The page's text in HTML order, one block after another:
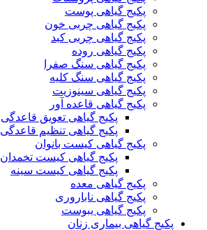
پکیج گیاهی پوست
پکیج گیاهی چربی خون
پکیج گیاهی چربی کبد
پکیج گیاهی روده
پکیج گیاهی سنگ صفرا
پکیج گیاهی سنگ کلیه
پکیج گیاهی سینوزیت
پکیج گیاهی قاعده آور
پکیج گیاهی تعویق قاعدگی
پکیج گیاهی تنظیم قاعدگی
پکیج گیاهی کیست بانوان
پکیج گیاهی کیست تخمدان
پکیج گیاهی کیست سینه
پکیج گیاهی معده
پکیج گیاهی ناباروری
پکیج گیاهی یبوست
پکیج گیاهی بیماری زنان